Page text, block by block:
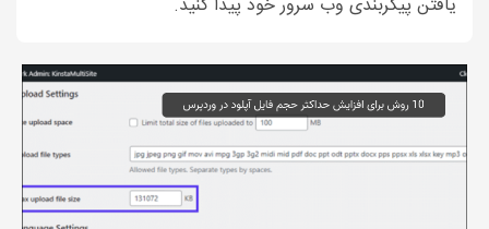
یافتن پیکربندی وب سرور خود پیدا کنید.